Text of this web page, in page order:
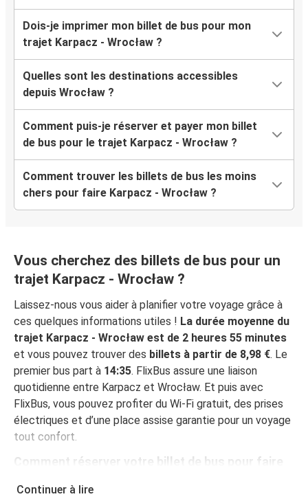
Dois-je imprimer mon billet de bus pour mon
trajet Karpacz - Wrocław ?
Quelles sont les destinations accessibles
depuis Wrocław ?
Comment puis-je réserver et payer mon billet
de bus pour le trajet Karpacz - Wrocław ?
Comment trouver les billets de bus les moins
chers pour faire Karpacz - Wrocław ?
Vous cherchez des billets de bus pour un
trajet Karpacz - Wrocław ?
Laissez-nous vous aider à planifier votre voyage grâce à
ces quelques informations utiles ! La durée moyenne du
trajet Karpacz - Wrocław est de 2 heures 55 minutes
et vous pouvez trouver des billets à partir de 8,98 €. Le
premier bus part à 14:35. FlixBus assure une liaison
quotidienne entre Karpacz et Wrocław. Et puis avec
FlixBus, vous pouvez profiter du Wi-Fi gratuit, des prises
électriques et d’une place assise garantie pour un voyage
tout confort.
Comment réserver votre billet de bus pour faire
Continuer à lire